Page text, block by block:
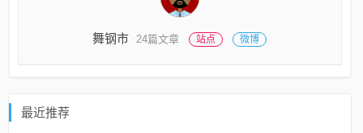
舞钢市 24篇文章 站点 微博
最近推荐